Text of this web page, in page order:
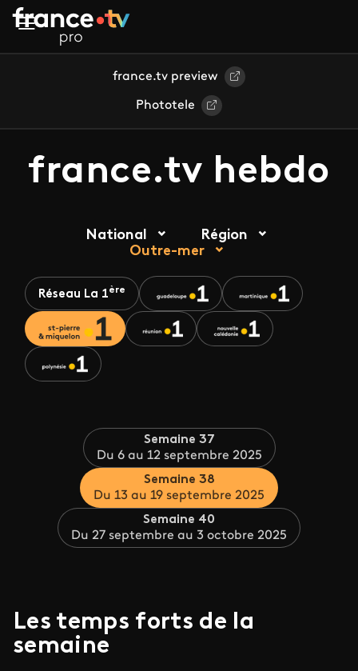
Aller au contenu principal
france.tv preview
Phototele
france.tv hebdo
National
Région
Outre-mer
Réseau La 1ère
Semaine 37
Du 6 au 12 septembre 2025
Semaine 38
Du 13 au 19 septembre 2025
Semaine 40
Du 27 septembre au 3 octobre 2025
Les temps forts de la
semaine